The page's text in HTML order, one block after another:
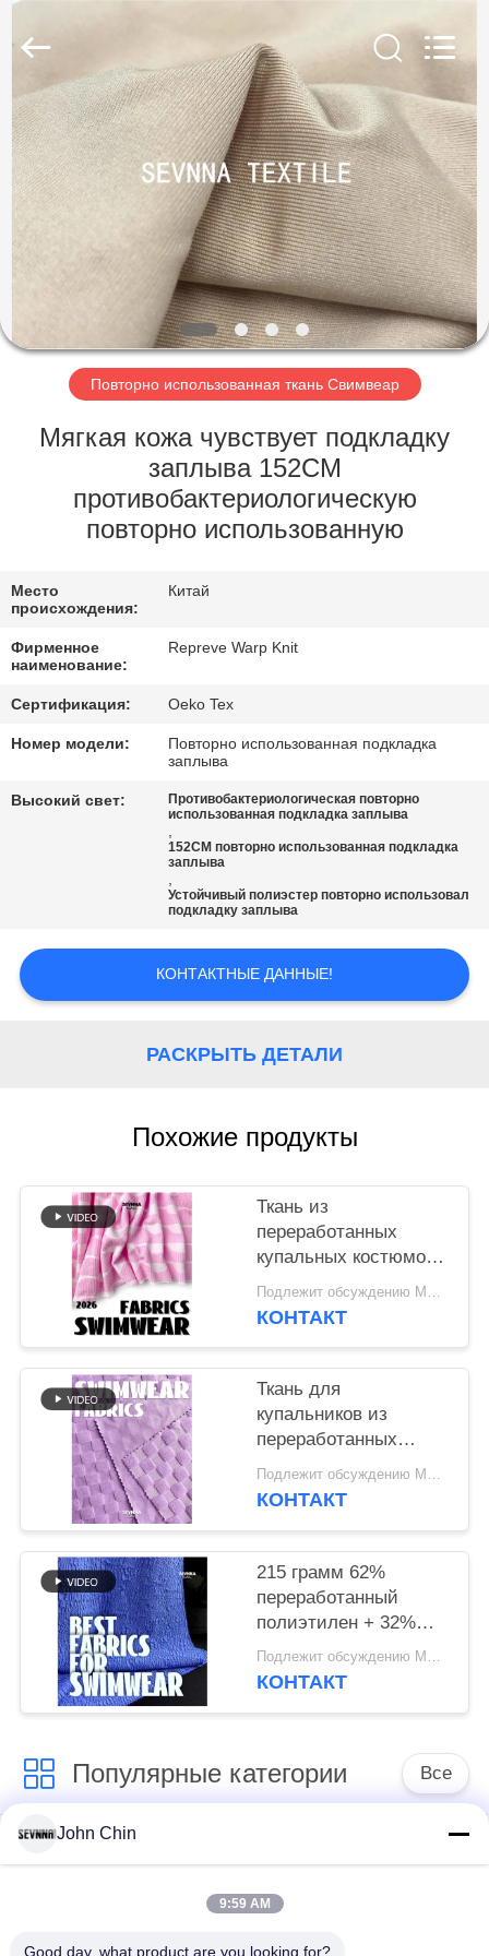
ДОМ
ПРОДУКТЫ
VR
ШОУ
НАС
ПУТЕШЕСТВИЕ
ФАБРИКИ
ПРОВЕРКА
КАЧЕСТВА
СВЯЖИТЕСЬ
МЫ
НОВОСТИ
КАРТА
САЙТА
TEXTILE.
Повторно использованная ткань Свимвеар
Мягкая кожа чувствует подкладку
заплыва 152CM
противобактериологическую
повторно использованную
Место
происхождения:
Китай
Фирменное
наименование:
Repreve Warp Knit
Сертификация: Oeko Tex
Номер модели:
Повторно использованная подкладка
заплыва
Высокий свет:
Противобактериологическая повторно
использованная подкладка заплыва
,
152CM повторно использованная подкладка
заплыва
,
Устойчивый полиэстер повторно использовал
подкладку заплыва
КОНТАКТНЫЕ ДАННЫЕ!
РАСКРЫТЬ ДЕТАЛИ
Похожие продукты
Ткань из
переработанных
купальных костюмов
RT-4564
Подлежит обсуждению MOQ:Negotiable
КОНТАКТ
Ткань для
купальников из
переработанных
материалов 280 г/м²
RT-4158
Подлежит обсуждению MOQ:Negotiable
КОНТАКТ
215 грамм 62%
переработанный
полиэтилен + 32%
нейлон + 6% спандекс
переработанная
Подлежит обсуждению MOQ:Negotiable
КОНТАКТ
Популярные категории Все
использованная
использованная
ткань нейлона
John Chin
9:59 AM
Good day, what product are you looking for?